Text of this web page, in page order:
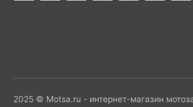
2025 © Motsa.ru - интернет-магазин